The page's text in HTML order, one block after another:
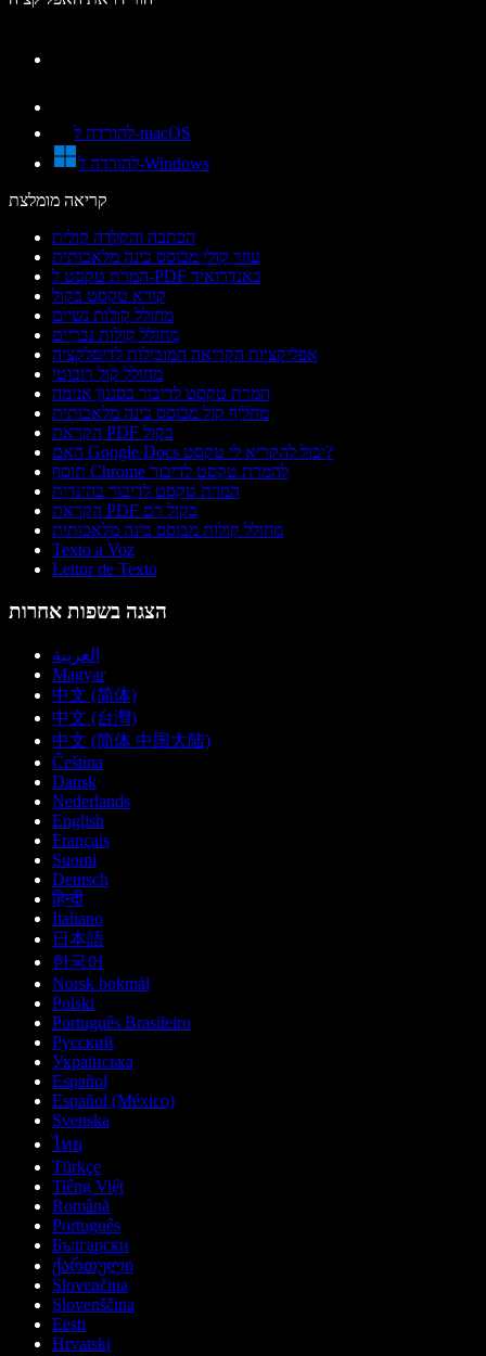
להורדה ל-macOS
להורדה ל-Windows
קריאה מומלצת
הכתבה והקלדה קולית
עוזר קולי מבוסס בינה מלאכותית
המרת טקסט ל-PDF באנדרואיד
קורא טקסט בקול
מחולל קולות נשיים
מחולל קולות גבריים
אפליקציות הקריאה המובילות לדיסלקציה
מחולל קול רובוטי
המרת טקסט לדיבור בסגנון אנימה
מחליף קול מבוסס בינה מלאכותית
הקראת PDF בקול
האם Google Docs יכול להקריא לי טקסט?
תוסף Chrome להמרת טקסט לדיבור
המרת טקסט לדיבור בהינדית
הקראת PDF בקול רם
מחולל קולות מבוסס בינה מלאכותית
Texto a Voz
Leitor de Texto
הצגה בשפות אחרות
العربية
Magyar
中文 (简体)
中文 (台灣)
中文 (简体 中国大陆)
Čeština
Dansk
Nederlands
English
Français
Suomi
Deutsch
हिन्दी
Italiano
日本語
한국어
Norsk bokmål
Polski
Português Brasileiro
Русский
Українська
Español
Español (México)
Svenska
ไทย
Türkçe
Tiếng Việt
Română
Português
Български
ქართული
Slovenčina
Slovenščina
Eesti
Hrvatski